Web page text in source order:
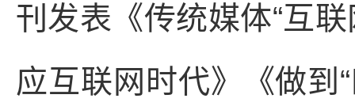
刊发表《传统媒体“互
应互联网时代》《做到